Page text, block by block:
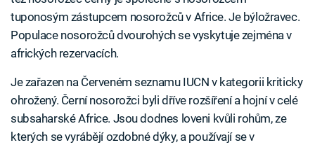
tuponosým zástupcem nosorožců v Africe. Je býložravec.
Populace nosorožců dvourohých se vyskytuje zejména v
afrických rezervacích.
Je zařazen na Červeném seznamu IUCN v kategorii kriticky
ohrožený. Černí nosorožci byli dříve rozšíření a hojní v celé
subsaharské Africe. Jsou dodnes loveni kvůli rohům, ze
kterých se vyrábějí ozdobné dýky, a používají se v